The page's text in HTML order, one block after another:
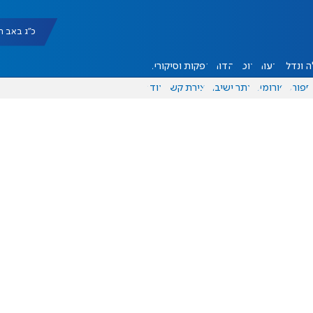
כ"ג באב תשפ"ו
ונדל"ן דעות אוכל יהדות הפקות וסיקורים
ספורט פורומים אתר ישיבה יצירת קשר עוד